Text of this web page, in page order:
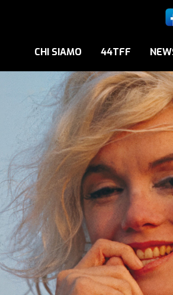
CHI SIAMO 44TFF